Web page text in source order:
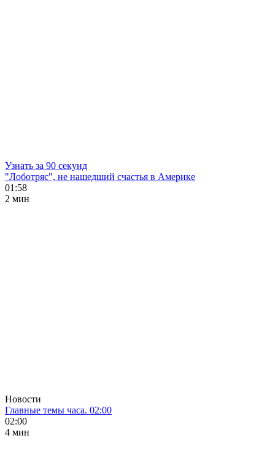
Узнать за 90 секунд
"Лоботряс", не нашедший счастья в Америке
01:58
2 мин
Новости
Главные темы часа. 02:00
02:00
4 мин